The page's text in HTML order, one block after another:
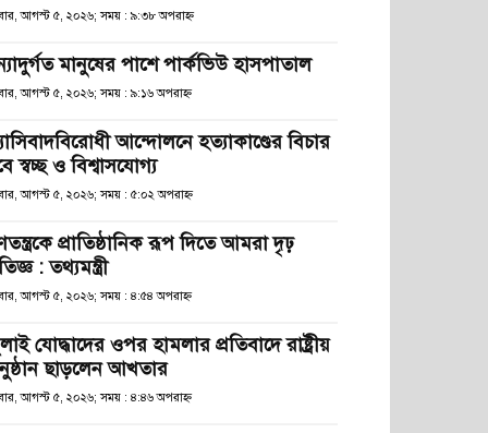
আগস্ট ৫, ২০২৬; সময় : ৯:৩৮ অপরাহ্ণ
মানুষের পাশে পার্কভিউ হাসপাতাল
আগস্ট ৫, ২০২৬; সময় : ৯:১৬ অপরাহ্ণ
আন্দোলনে হত্যাকাণ্ডের বিচার
স্বচ্ছ ও বিশ্বাসযোগ্য
আগস্ট ৫, ২০২৬; সময় : ৫:০২ অপরাহ্ণ
প্রাতিষ্ঠানিক রূপ দিতে আমরা দৃঢ়
: তথ্যমন্ত্রী
আগস্ট ৫, ২০২৬; সময় : ৪:৫৪ অপরাহ্ণ
যোদ্ধাদের ওপর হামলার প্রতিবাদে রাষ্ট্রীয়
ছাড়লেন আখতার
আগস্ট ৫, ২০২৬; সময় : ৪:৪৬ অপরাহ্ণ